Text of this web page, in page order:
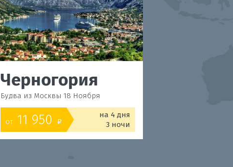
Черногория
Будва из Москвы 18 Ноября
от 11 950 o
на 4 дня
3 ночи